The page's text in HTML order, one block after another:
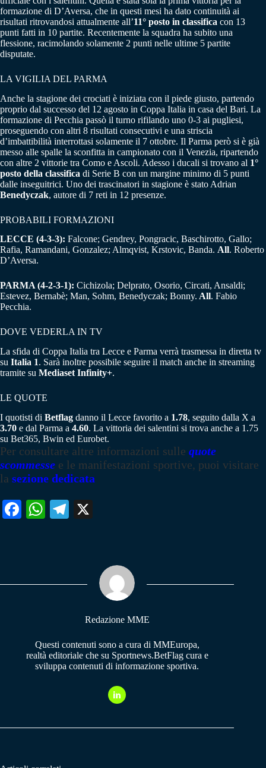
formazione di D’Aversa, che in questi mesi ha dato continuità ai
risultati ritrovandosi attualmente all’11° posto in classifica con 13
punti fatti in 10 partite. Recentemente la squadra ha subito una
flessione, racimolando solamente 2 punti nelle ultime 5 partite
disputate.
LA VIGILIA DEL PARMA
Anche la stagione dei crociati è iniziata con il piede giusto, partendo
proprio dal successo del 12 agosto in Coppa Italia in casa del Bari. La
formazione di Pecchia passò il turno rifilando uno 0-3 ai pugliesi,
proseguendo con altri 8 risultati consecutivi e una striscia
d’imbattibilità interrottasi solamente il 7 ottobre. Il Parma però si è già
messo alle spalle la sconfitta in campionato con il Venezia, ripartendo
con altre 2 vittorie tra Como e Ascoli. Adesso i ducali si trovano al 1°
posto della classifica di Serie B con un margine minimo di 5 punti
dalle inseguitrici. Uno dei trascinatori in stagione è stato Adrian
Benedyczak, autore di 7 reti in 12 presenze.
PROBABILI FORMAZIONI
LECCE (4-3-3): Falcone; Gendrey, Pongracic, Baschirotto, Gallo;
Rafia, Ramandani, Gonzalez; Almqvist, Krstovic, Banda. All. Roberto
D’Aversa.
PARMA (4-2-3-1): Cichizola; Delprato, Osorio, Circati, Ansaldi;
Estevez, Bernabè; Man, Sohm, Benedyczak; Bonny. All. Fabio
Pecchia.
DOVE VEDERLA IN TV
La sfida di Coppa Italia tra Lecce e Parma verrà trasmessa in diretta tv
su Italia 1. Sarà inoltre possibile seguire il match anche in streaming
tramite su Mediaset Infinity+.
LE QUOTE
I quotisti di Betflag danno il Lecce favorito a 1.78, seguito dalla X a
3.70 e dal Parma a 4.60. La vittoria dei salentini si trova anche a 1.75
su Bet365, Bwin ed Eurobet.
Per consultare altre informazioni sulle quote
scommesse e le manifestazioni sportive, puoi visitare
la sezione dedicata
Fa W
pp
Te
m
Redazione MME
Questi contenuti sono a cura di MMEuropa,
realtà editoriale che su Sportnews.BetFlag cura e
sviluppa contenuti di informazione sportiva.